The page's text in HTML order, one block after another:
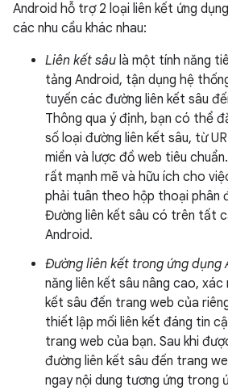
Android hỗ trợ 2 loại liên kết ứng
các nhu cầu khác nhau:
Liên kết sâu là một tính năng
tảng Android, tận dụng hệ
tuyến các đường liên kết sâu
Thông qua ý định, bạn có thể
số loại đường liên kết sâu, từ
miền và lược đồ web tiêu
rất mạnh mẽ và hữu ích cho
phải tuân theo hộp thoại phân
Đường liên kết sâu có trên tất
Android.
Đường liên kết trong ứng dụng
năng liên kết sâu nâng cao, xác
kết sâu đến trang web của
thiết lập mối liên kết đáng tin
trang web của bạn. Sau khi
đường liên kết sâu đến trang
ngay nội dung tương ứng trong